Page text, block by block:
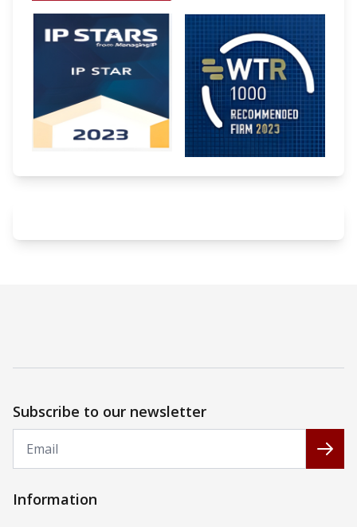
Subscribe to our newsletter
Information